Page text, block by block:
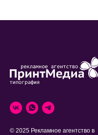
© 2025 Рекламное агентство в